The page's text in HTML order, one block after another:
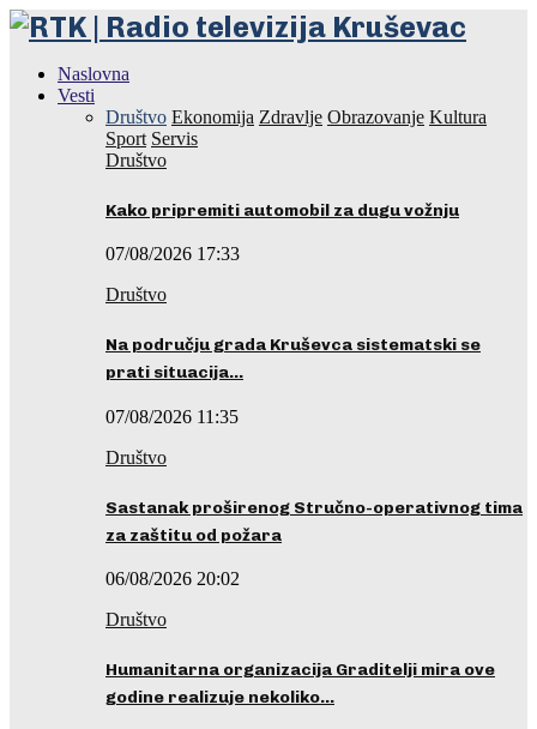
Naslovna
Vesti
Društvo Ekonomija Zdravlje Obrazovanje Kultura
Sport Servis
Društvo
Kako pripremiti automobil za dugu vožnju
07/08/2026 17:33
Društvo
Na području grada Kruševca sistematski se
prati situacija…
07/08/2026 11:35
Društvo
Sastanak proširenog Stručno-operativnog tima
za zaštitu od požara
06/08/2026 20:02
Društvo
Humanitarna organizacija Graditelji mira ove
godine realizuje nekoliko…